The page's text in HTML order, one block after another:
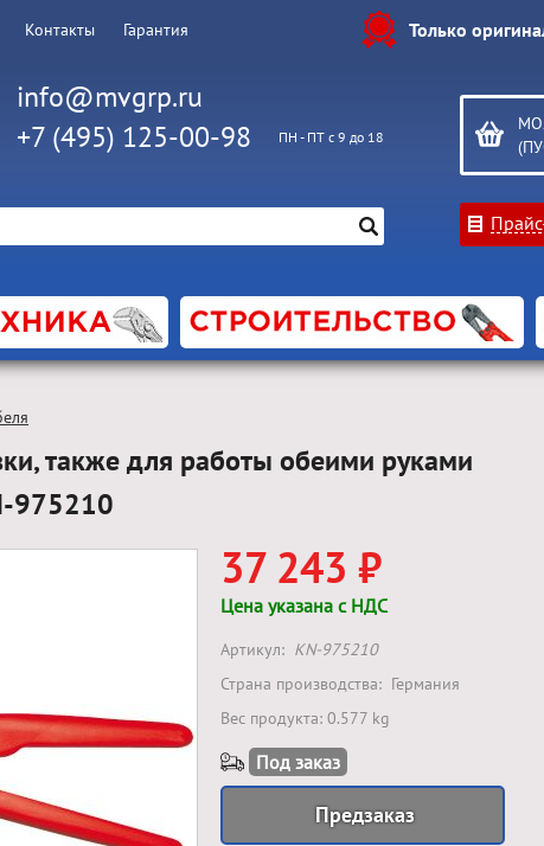
Контакты Гарантия Только
info@mvgrp.ru
+7 (495) 125-00-98 ПН - ПТ с 9 до 18
также для работы обеими руками
975210
37 243 ₽
Цена указана с НДС
Артикул: KN-975210
Страна производства: Германия
Вес продукта: 0.577 kg
Под заказ
Предзаказ